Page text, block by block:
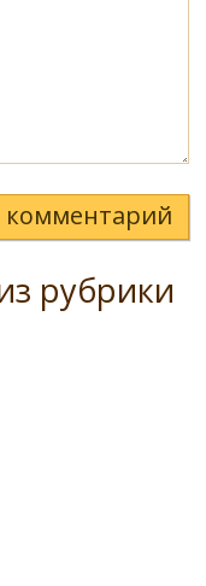
комментарий
рубрики